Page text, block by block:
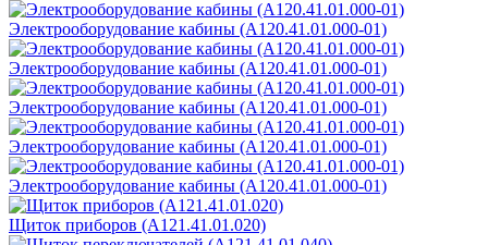
Электрооборудование кабины (А120.41.01.000-01)
Электрооборудование кабины (А120.41.01.000-01)
Электрооборудование кабины (А120.41.01.000-01)
Электрооборудование кабины (А120.41.01.000-01)
Электрооборудование кабины (А120.41.01.000-01)
Щиток приборов (А121.41.01.020)